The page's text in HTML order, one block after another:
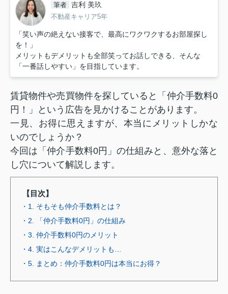
筆者 吉利 美玖
不動産キャリア5年
「笑い声の絶えない接客で、最高にワクワクするお部屋探し
を！」
メリットもデメリットも全部笑ってお話しできる、そんな
「一番話しやすい」を目指しています。
賃貸物件や売買物件を探していると「仲介手数料0
円！」という広告を見かけることがあります。
一見、お得に思えますが、本当にメリットしかな
いのでしょうか？
今回は「仲介手数料0円」の仕組みと、意外な落と
し穴について解説します。
【目次】
・1. そもそも仲介手数料とは？
・2. 「仲介手数料0円」の仕組み
・3. 仲介手数料0円のメリット
・4. 実はこんなデメリットも…
・5. まとめ：仲介手数料0円は本当にお得？